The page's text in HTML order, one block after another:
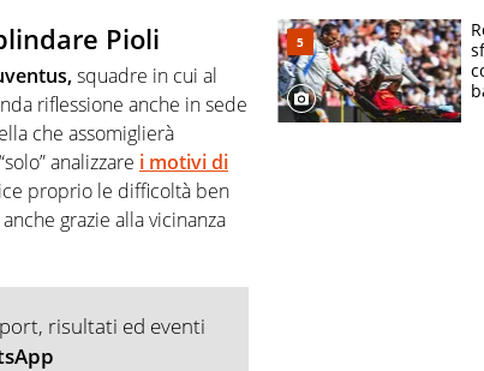
Pioli
squadre in cui al
riflessione anche in sede
che assomiglierà
analizzare i motivi di
proprio le difficoltà ben
grazie alla vicinanza
risultati ed eventi